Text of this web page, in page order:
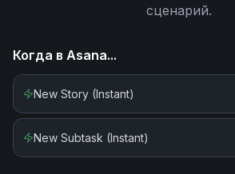
сценарий.
Когда в Asana...
New Story (Instant)
New Subtask (Instant)